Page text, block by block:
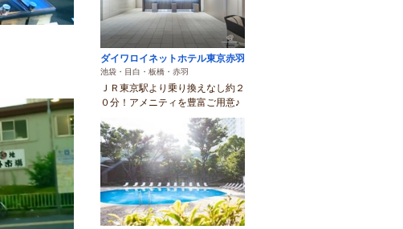
ダイワロイネットホテル東京赤羽
池袋・目白・板橋・赤羽
ＪＲ東京駅より乗り換えなし約２
０分！アメニティを豊富ご用意♪